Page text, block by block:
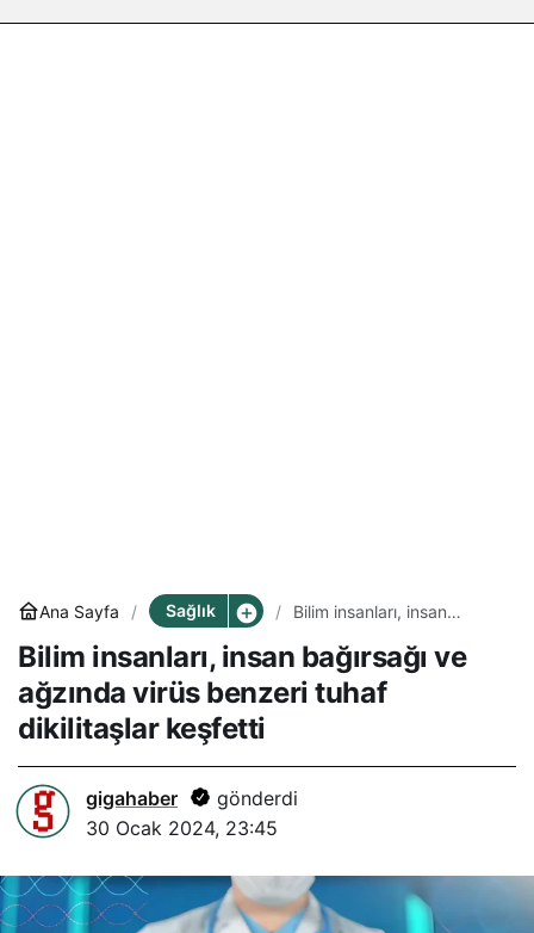
Ana Sayfa Sağlık
Bilim insanları, insan
benzeri tuhaf dikilitaşlar
keşfetti
Bilim insanları, insan bağırsağı ve
ağzında virüs benzeri tuhaf
dikilitaşlar keşfetti
gigahaber
gönderdi
30 Ocak 2024, 23:45